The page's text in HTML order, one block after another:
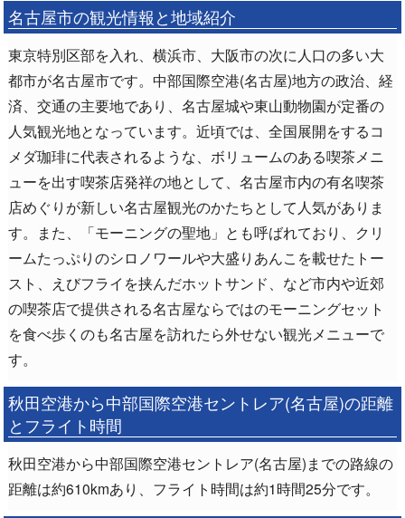
名古屋市の観光情報と地域紹介
東京特別区部を入れ、横浜市、大阪市の次に人口の多い大
都市が名古屋市です。中部国際空港(名古屋)地方の政治、経
済、交通の主要地であり、名古屋城や東山動物園が定番の
人気観光地となっています。近頃では、全国展開をするコ
メダ珈琲に代表されるような、ボリュームのある喫茶メニ
ューを出す喫茶店発祥の地として、名古屋市内の有名喫茶
店めぐりが新しい名古屋観光のかたちとして人気がありま
す。また、「モーニングの聖地」とも呼ばれており、クリ
ームたっぷりのシロノワールや大盛りあんこを載せたトー
スト、えびフライを挟んだホットサンド、など市内や近郊
の喫茶店で提供される名古屋ならではのモーニングセット
を食べ歩くのも名古屋を訪れたら外せない観光メニューで
す。
秋田空港から中部国際空港セントレア(名古屋)の距離
とフライト時間
秋田空港から中部国際空港セントレア(名古屋)までの路線の
距離は約610kmあり、フライト時間は約1時間25分です。